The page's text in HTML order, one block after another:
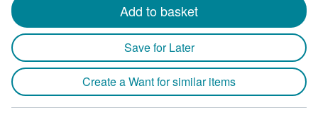
Add to basket
Save for Later
Create a Want for similar items